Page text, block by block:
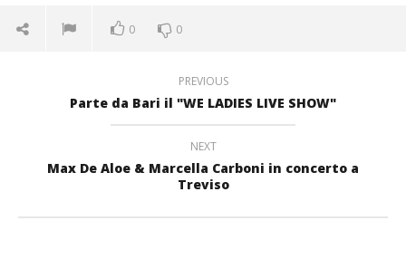
0 0
PREVIOUS
Parte da Bari il "WE LADIES LIVE SHOW"
NEXT
Max De Aloe & Marcella Carboni in concerto a
Treviso